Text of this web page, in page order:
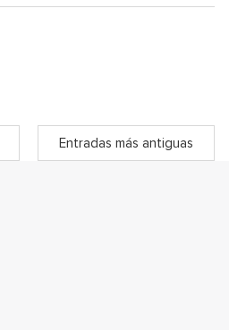
Entradas más antiguas